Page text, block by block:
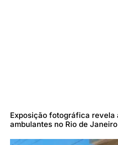
Exposição fotográfica revela
ambulantes no Rio de Janeiro